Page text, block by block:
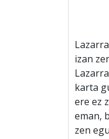
izan
karta
ere ez
eman,
zen